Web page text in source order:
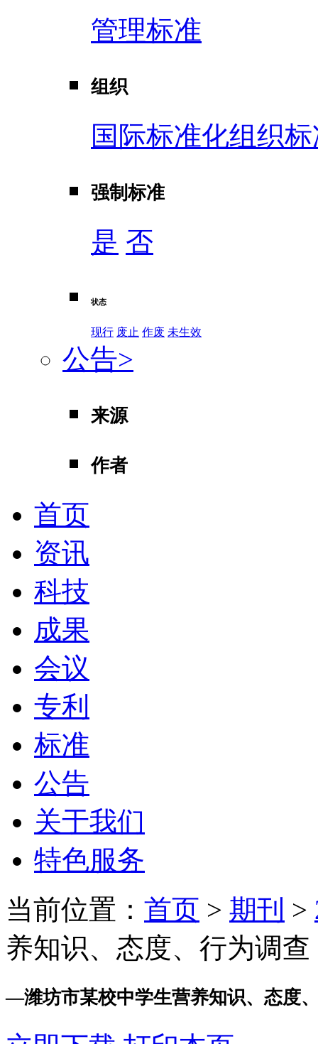
管理标准
组织
国际标准化组织
强制标准
是 否
状态
现行 废止 作废 未生效
公告>
来源
作者
首页
资讯
科技
成果
会议
专利
标准
公告
关于我们
特色服务
当前位置： 首页 > 期刊 >
养知识、态度、行为调查
—潍坊市某校中学生营养知识、态度